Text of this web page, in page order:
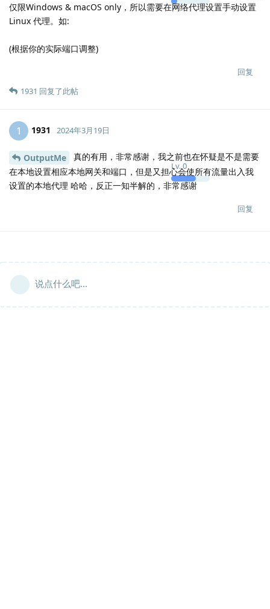
仅限Windows & macOS only，所以需要在网络代理设置手动设置
Linux 代理。如:
(根据你的实际端口调整)
回复
1931 回复了此帖
1 1931
Lv.0
2024年3月19日
OutputMe
真的有用，非常感谢，我之前也在怀疑是不是需要
在本地设置相应本地网关和端口，但是又担心会使所有流量出入我
设置的本地代理 哈哈，反正一知半解的，非常感谢
回复
说点什么吧...